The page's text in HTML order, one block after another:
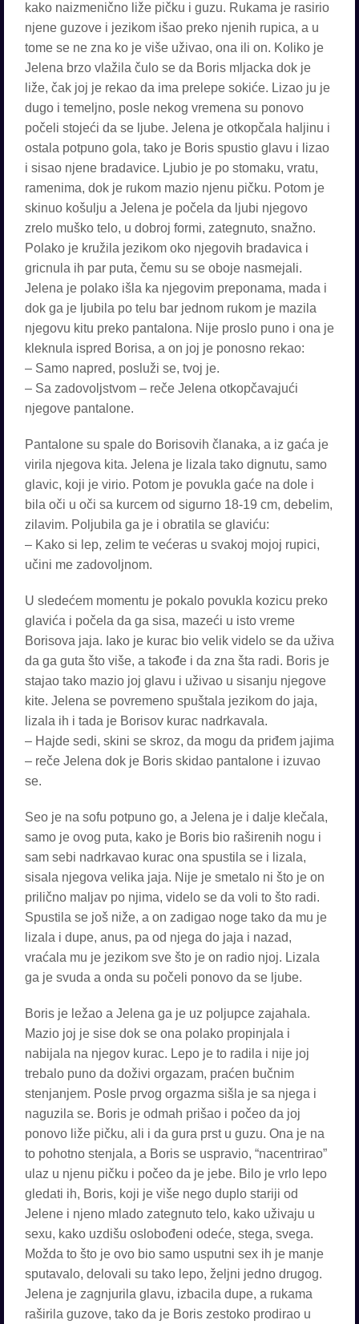
kako naizmenično liže pičku i guzu. Rukama je rasirio
njene guzove i jezikom išao preko njenih rupica, a u
tome se ne zna ko je više uživao, ona ili on. Koliko je
Jelena brzo vlažila čulo se da Boris mljacka dok je
liže, čak joj je rekao da ima prelepe sokiće. Lizao ju je
dugo i temeljno, posle nekog vremena su ponovo
počeli stojeći da se ljube. Jelena je otkopčala haljinu i
ostala potpuno gola, tako je Boris spustio glavu i lizao
i sisao njene bradavice. Ljubio je po stomaku, vratu,
ramenima, dok je rukom mazio njenu pičku. Potom je
skinuo košulju a Jelena je počela da ljubi njegovo
zrelo muško telo, u dobroj formi, zategnuto, snažno.
Polako je kružila jezikom oko njegovih bradavica i
gricnula ih par puta, čemu su se oboje nasmejali.
Jelena je polako išla ka njegovim preponama, mada i
dok ga je ljubila po telu bar jednom rukom je mazila
njegovu kitu preko pantalona. Nije proslo puno i ona je
kleknula ispred Borisa, a on joj je ponosno rekao:
– Samo napred, posluži se, tvoj je.
– Sa zadovoljstvom – reče Jelena otkopčavajući
njegove pantalone.
Pantalone su spale do Borisovih članaka, a iz gaća je
virila njegova kita. Jelena je lizala tako dignutu, samo
glavic, koji je virio. Potom je povukla gaće na dole i
bila oči u oči sa kurcem od sigurno 18-19 cm, debelim,
zilavim. Poljubila ga je i obratila se glaviću:
– Kako si lep, zelim te većeras u svakoj mojoj rupici,
učini me zadovoljnom.
U sledećem momentu je pokalo povukla kozicu preko
glavića i počela da ga sisa, mazeći u isto vreme
Borisova jaja. Iako je kurac bio velik videlo se da uživa
da ga guta što više, a takođe i da zna šta radi. Boris je
stajao tako mazio joj glavu i uživao u sisanju njegove
kite. Jelena se povremeno spuštala jezikom do jaja,
lizala ih i tada je Borisov kurac nadrkavala.
– Hajde sedi, skini se skroz, da mogu da priđem jajima
– reče Jelena dok je Boris skidao pantalone i izuvao
se.
Seo je na sofu potpuno go, a Jelena je i dalje klečala,
samo je ovog puta, kako je Boris bio raširenih nogu i
sam sebi nadrkavao kurac ona spustila se i lizala,
sisala njegova velika jaja. Nije je smetalo ni što je on
prilično maljav po njima, videlo se da voli to što radi.
Spustila se još niže, a on zadigao noge tako da mu je
lizala i dupe, anus, pa od njega do jaja i nazad,
vraćala mu je jezikom sve što je on radio njoj. Lizala
ga je svuda a onda su počeli ponovo da se ljube.
Boris je ležao a Jelena ga je uz poljupce zajahala.
Mazio joj je sise dok se ona polako propinjala i
nabijala na njegov kurac. Lepo je to radila i nije joj
trebalo puno da doživi orgazam, praćen bučnim
stenjanjem. Posle prvog orgazma sišla je sa njega i
naguzila se. Boris je odmah prišao i počeo da joj
ponovo liže pičku, ali i da gura prst u guzu. Ona je na
to pohotno stenjala, a Boris se uspravio, “nacentrirao”
ulaz u njenu pičku i počeo da je jebe. Bilo je vrlo lepo
gledati ih, Boris, koji je više nego duplo stariji od
Jelene i njeno mlado zategnuto telo, kako uživaju u
sexu, kako uzdišu oslobođeni odeće, stega, svega.
Možda to što je ovo bio samo usputni sex ih je manje
sputavalo, delovali su tako lepo, željni jedno drugog.
Jelena je zagnjurila glavu, izbacila dupe, a rukama
raširila guzove, tako da je Boris zestoko prodirao u